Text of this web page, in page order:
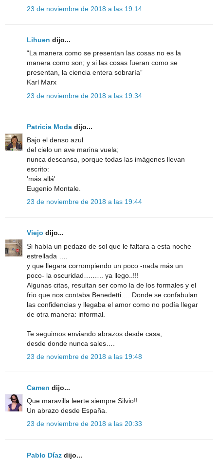
23 de noviembre de 2018 a las 19:14
Lihuen dijo...
“La manera como se presentan las cosas no es la
manera como son; y si las cosas fueran como se
presentan, la ciencia entera sobraría”
Karl Marx
23 de noviembre de 2018 a las 19:34
Patricia Moda dijo...
Bajo el denso azul
del cielo un ave marina vuela;
nunca descansa, porque todas las imágenes llevan
escrito:
'más allá'
Eugenio Montale.
23 de noviembre de 2018 a las 19:44
Viejo dijo...
Si había un pedazo de sol que le faltara a esta noche
estrellada ….
y que llegara corrompiendo un poco -nada más un
poco- la oscuridad….….. ya llego..!!!
Algunas citas, resultan ser como la de los formales y el
frio que nos contaba Benedetti…. Donde se confabulan
las confidencias y llegaba el amor como no podía llegar
de otra manera: informal.
Te seguimos enviando abrazos desde casa,
desde donde nunca sales….
23 de noviembre de 2018 a las 19:48
Camen dijo...
Que maravilla leerte siempre Silvio!!
Un abrazo desde España.
23 de noviembre de 2018 a las 20:33
Pablo Díaz dijo...